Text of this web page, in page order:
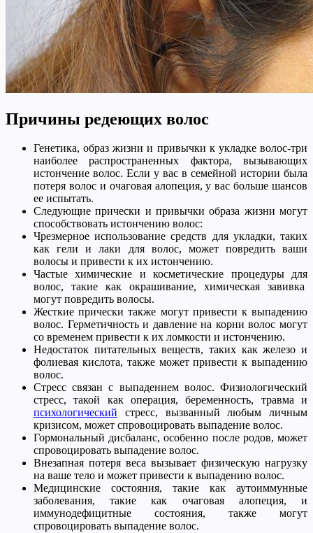
Причины редеющих волос
Генетика, образ жизни и привычки к укладке волос-три
наиболее распространенных фактора, вызывающих
истончение волос. Если у вас в семейной истории была
потеря волос и очаговая алопеция, у вас больше шансов
ее испытать.
Следующие прически и привычки образа жизни могут
способствовать истончению волос:
Чрезмерное использование средств для укладки, таких
как гели и лаки для волос, может повредить ваши
волосы и привести к их истончению.
Частые химические и косметические процедуры для
волос, такие как окрашивание, химическая завивка
могут повредить волосы.
Жесткие прически также могут привести к выпадению
волос. Герметичность и давление на корни волос могут
со временем привести к их ломкости и истончению.
Недостаток питательных веществ, таких как железо и
фолиевая кислота, также может привести к выпадению
волос.
Стресс связан с выпадением волос. Физиологический
стресс, такой как операция, беременность, травма и
психологический стресс, вызванный любым личным
кризисом, может спровоцировать выпадение волос.
Гормональный дисбаланс, особенно после родов, может
спровоцировать выпадение волос.
Внезапная потеря веса вызывает физическую нагрузку
на ваше тело и может привести к выпадению волос.
Медицинские состояния, такие как аутоиммунные
заболевания, такие как очаговая алопеция, и
иммунодефицитные состояния, также могут
спровоцировать выпадение волос.